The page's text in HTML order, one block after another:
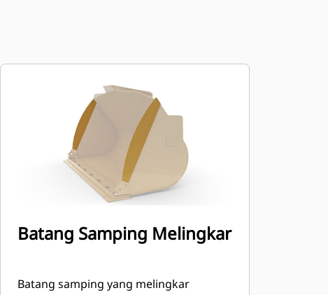
Batang Samping Melingkar
Batang samping yang melingkar